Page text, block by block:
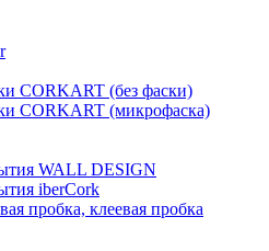
CORKART (без фаски)
CORKART (микрофаска)
WALL DESIGN
iberCork
пробка, клеевая пробка